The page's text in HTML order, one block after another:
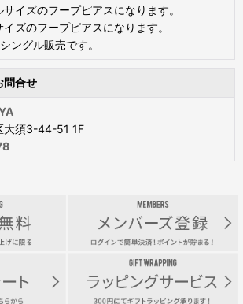
イズのフープピアスになります。
ズのフープピアスになります。
ングル販売です。
問合せ
大須3-44-51 1F